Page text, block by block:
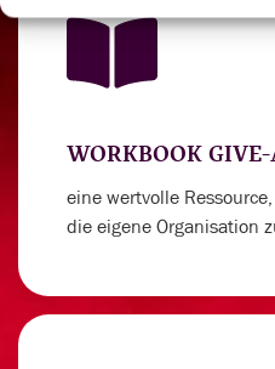
WORKBOOK GIVE-
eine wertvolle
die eigene Organisation